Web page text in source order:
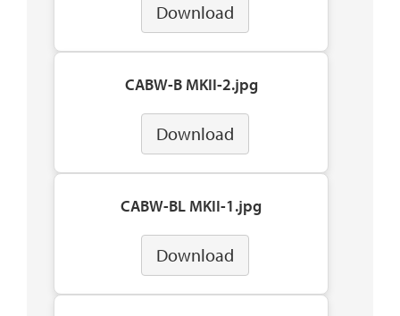
Download
CABW-B MKII-2.jpg
Download
CABW-BL MKII-1.jpg
Download